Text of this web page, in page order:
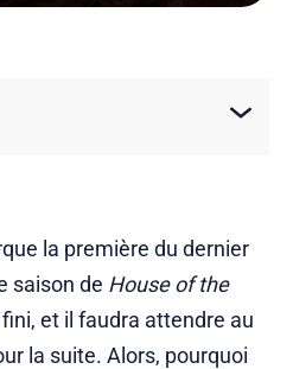
la première du dernier
saison de House of the
et il faudra attendre au
la suite. Alors, pourquoi